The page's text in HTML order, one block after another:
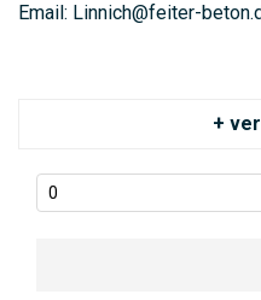
Email: Linnich@feiter-
+